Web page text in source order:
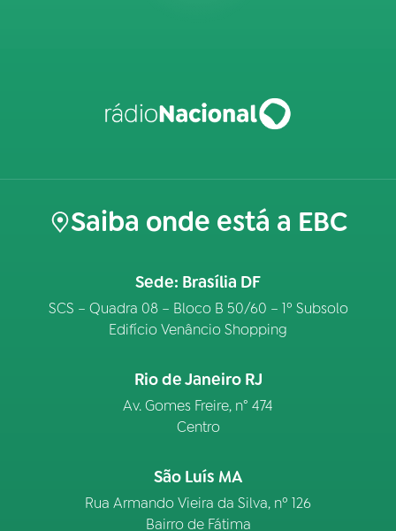
Saiba onde está a EBC
Sede: Brasília DF
SCS – Quadra 08 – Bloco B 50/60 – 1º Subsolo
Edifício Venâncio Shopping
Rio de Janeiro RJ
Av. Gomes Freire, n° 474
Centro
São Luís MA
Rua Armando Vieira da Silva, nº 126
Bairro de Fátima